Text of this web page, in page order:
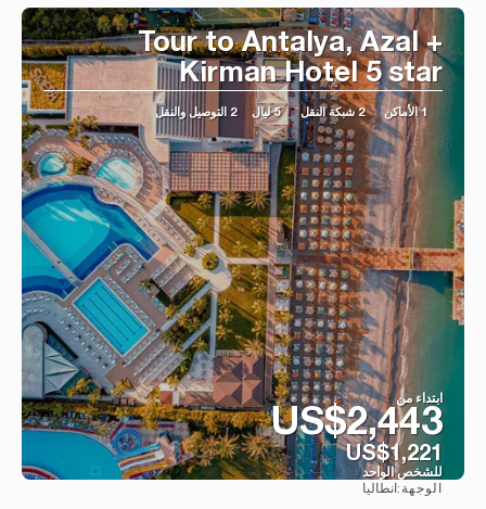
Tour to Antalya, Azal +
Kirman Hotel 5 star
1 الأماكن 2 شبكة النقل 5 ليال 2 التوصيل والنقل
ابتداء من
US$2,443
US$1,221
للشخص الواحد
الوجهة: انطاليا